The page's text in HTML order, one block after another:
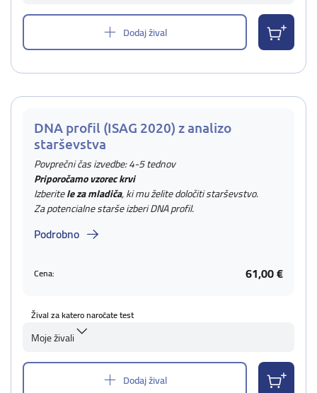
Dodaj žival
DNA profil (ISAG 2020) z analizo
starševstva
Povprečni čas izvedbe: 4-5 tednov
Priporočamo vzorec krvi
Izberitele za mladiča, ki mu želite določiti starševstvo.
Za potencialne starše izberi DNA profil.
Podrobno
Cena: 61,00 €
Žival za katero naročate test
Moje živali
Dodaj žival